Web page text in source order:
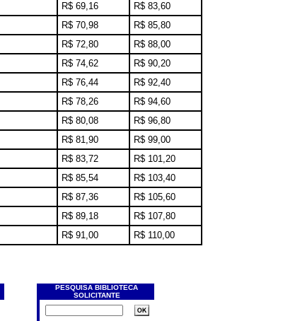
R$ 69,16
R$ 83,60
R$ 70,98
R$ 85,80
R$ 72,80
R$ 88,00
R$ 74,62
R$ 90,20
R$ 76,44
R$ 92,40
R$ 78,26
R$ 94,60
R$ 80,08
R$ 96,80
R$ 81,90
R$ 99,00
R$ 83,72
R$ 101,20
R$ 85,54
R$ 103,40
R$ 87,36
R$ 105,60
R$ 89,18
R$ 107,80
R$ 91,00 R$ 110,00
PESQUISA BIBLIOTECA
SOLICITANTE